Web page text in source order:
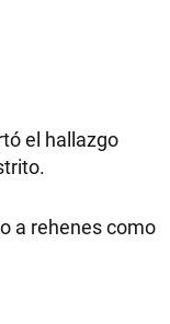
el hallazgo
a rehenes como